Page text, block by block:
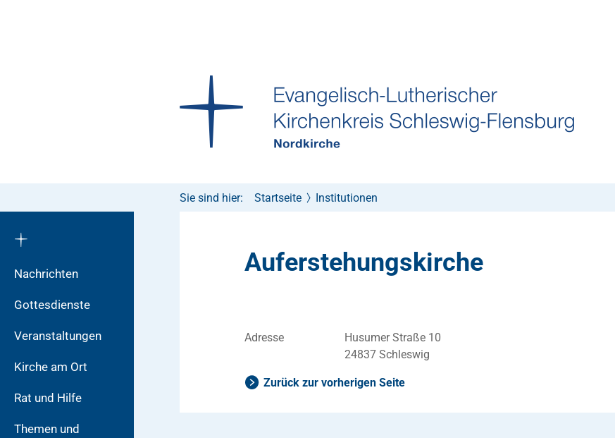
Nachrichten
Gottesdienste
Veranstaltungen
Kirche am Ort
Rat und Hilfe
Themen und
Sie sind hier: Startseite Institutionen
Auferstehungskirche
Adresse
Husumer Straße 10
24837 Schleswig
Zurück zur vorherigen Seite